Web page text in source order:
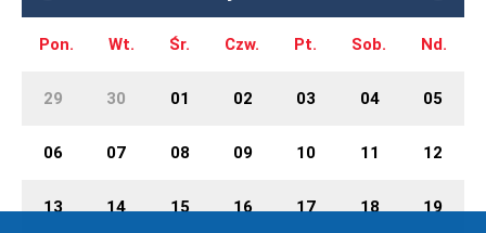
Pon. Wt. Śr. Czw. Pt. Sob. Nd.
29 30 01 02 03 04 05
06 07 08 09 10 11 12
13 14 15 16 17 18 19